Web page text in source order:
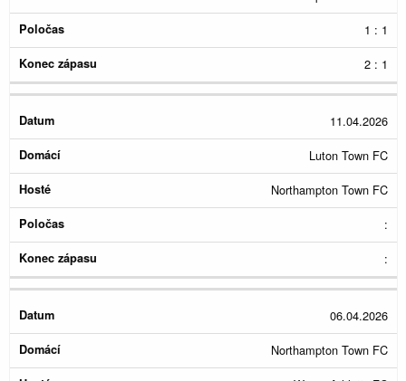
1 : 1
2 : 1
11.04.2026
Luton Town FC
Northampton Town FC
:
:
06.04.2026
Northampton Town FC